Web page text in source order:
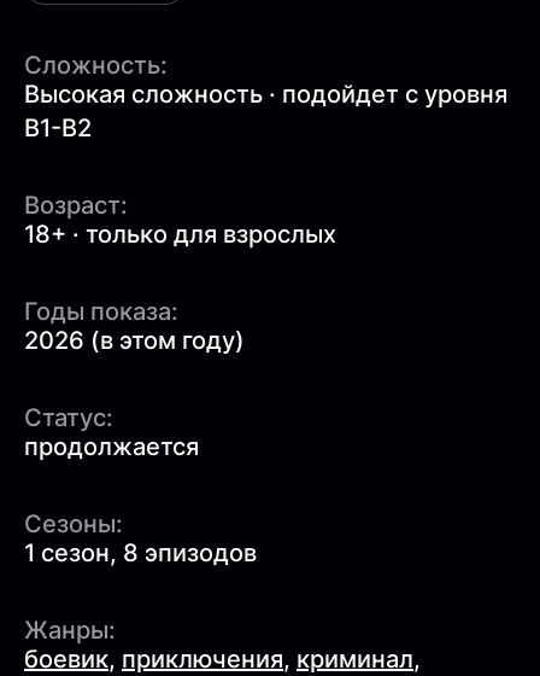
Сложность:
Высокая сложность · подойдет с уровня
B1-B2
Возраст:
18+ · только для взрослых
Годы показа:
2026 (в этом году)
Статус:
продолжается
Сезоны:
1 сезон, 8 эпизодов
Жанры:
боевик, приключения, криминал,